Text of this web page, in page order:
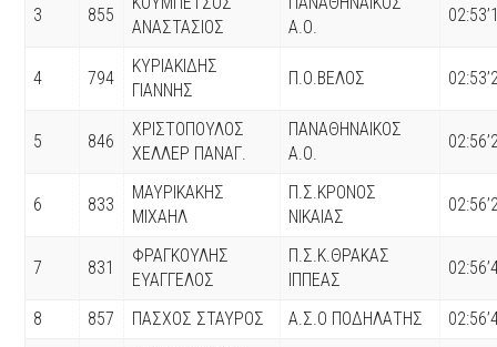
3 855
ΑΝΑΣΤΑΣΙΟΣ
Α.Ο.
4 794
ΚΥΡΙΑΚΙΔΗΣ
ΓΙΑΝΝΗΣ
Π.Ο.ΒΕΛΟΣ
5 846
ΧΡΙΣΤΟΠΟΥΛΟΣ
ΧΕΛΛΕΡ ΠΑΝΑΓ.
ΠΑΝΑΘΗΝΑΙΚΟΣ
Α.Ο.
6 833
ΜΑΥΡΙΚΑΚΗΣ
ΜΙΧΑΗΛ
Π.Σ.ΚΡΟΝΟΣ
ΝΙΚΑΙΑΣ
7 831
ΦΡΑΓΚΟΥΛΗΣ
ΕΥΑΓΓΕΛΟΣ
Π.Σ.Κ.ΘΡΑΚΑΣ
ΙΠΠΕΑΣ
8 857 ΠΑΣΧΟΣ ΣΤΑΥΡΟΣ Α.Σ.Ο ΠΟΔΗΛΑΤΗΣ